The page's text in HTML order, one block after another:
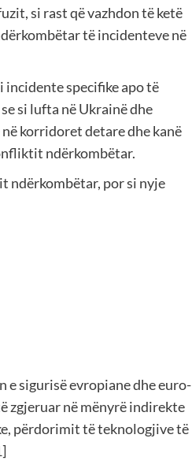
si rast që vazhdon të ketë
të incidenteve në
specifike apo të
si lufta në Ukrainë dhe
korridoret detare dhe kanë
ndërkombëtar.
ndërkombëtar, por si nyje
sigurisë evropiane dhe euro-
zgjeruar në mënyrë indirekte
përdorimit të teknologjive të